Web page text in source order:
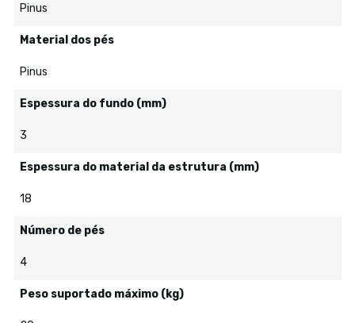
Pinus
Material dos pés
Pinus
Espessura do fundo (mm)
3
Espessura do material da estrutura (mm)
18
Número de pés
4
Peso suportado máximo (kg)